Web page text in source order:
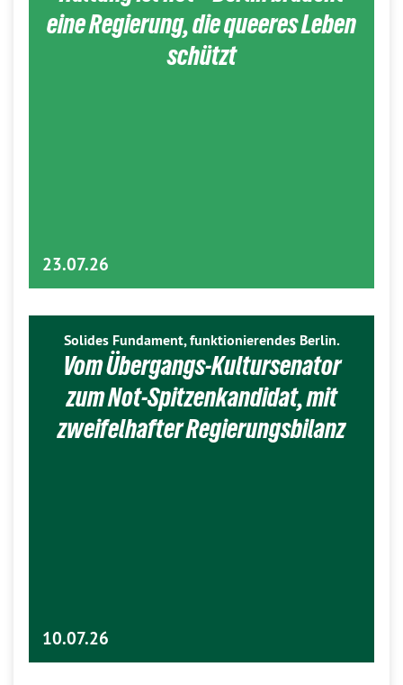
eine Regierung, die queeres Leben
schützt
23.07.26
Solides Fundament, funktionierendes Berlin.
Vom Übergangs-Kultursenator
zum Not-Spitzenkandidat, mit
zweifelhafter Regierungsbilanz
10.07.26